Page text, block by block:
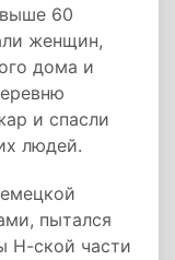
60
женщин,
дома и
и спасли
людей.
пытался
Н-ской части